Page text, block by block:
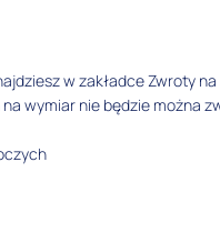
w zakładce Zwroty
wymiar nie będzie można